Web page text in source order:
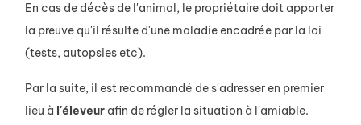
En cas de décès de l'animal, le propriétaire doit apporter
la preuve qu'il résulte d'une maladie encadrée par la loi
(tests, autopsies etc).
Par la suite, il est recommandé de s'adresser en premier
lieu à l'éleveur afin de régler la situation à l'amiable.